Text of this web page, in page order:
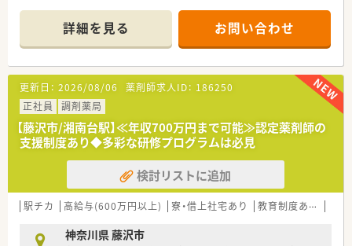
売はほぼありません。
◆調剤未経験の方も積極的に採用しています。
実績があるので、教育体制や指導の仕方も安心です◎
◆将来的には店長や本部スタッフとして活躍することも可能な
ので、
キャリアアップを目指している方にもオススメです！
詳細を見る お問い合わせ
更新日： 2026/08/06 薬剤師求人ID： 186250
正社員
調剤薬局
【藤沢市/湘南台駅】≪年収700万円まで可能≫認定薬剤師の
支援制度あり◆多彩な研修プログラムは必見
検討リストに追加
駅チカ 高給与(600万円以上) 寮・借上社宅あり 教育制度あり
神奈川県 藤沢市